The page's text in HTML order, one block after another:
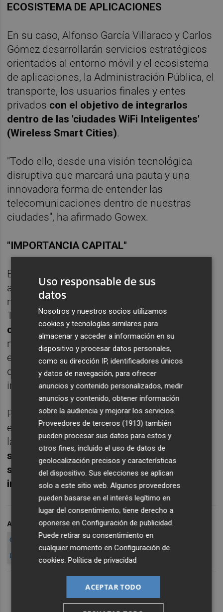
ECOSISTEMA DE APLICACIONES
En su caso, Alfonso García Villaraco y Carlos
Gómez desarrollarán servicios estratégicos
orientados al entorno móvil y el ecosistema
de aplicaciones, la Administración Pública, el
transporte, los usuarios finales y entes
privados con el objetivo de integrarlos
dentro de las 'ciudades WiFi Inteligentes'
(Wireless Smart Cities).
"Todo ello, desde una visión tecnológica
disruptiva que marcará una pauta y una
innovadora forma de entender las
telecomunicaciones dentro de nuestras
ciudades", ha afirmado Gowex.
"IMPORTANCIA CAPITAL"
En concreto, García Villaraco, con veinte
años de experiencia en empresas
multinacionales como AT&T, France
Telecom o EDS,asumirá el cargo de
consejero delegado de Gowex Mobile
negocio, centrado en los entornos móviles y
en el ecosistema de las aplicaciones, es una
de las áreas de "mayor crecimiento y de
importancia capital" de la compañía.
Por su parte, Carlos Gómez, con 15 años de
experiencia internacional en la industria de
las telecomunicaciones, liderará el
segmento de negocio encargado de los
servicios para ciudadanos, empresas e
instituciones.
ARCHIVADO EN GOWEX GOWEX WIRELESS
SKYPE
GOWEX TELECOM
JENARO GARCÍA
CIUDADES WIFI
LET'S GOWEX
DUAL LISTIN
Uso responsable de sus
datos
Nosotros y nuestros socios utilizamos
cookies y tecnologías similares para
almacenar y acceder a información en su
dispositivo y procesar datos personales,
como su dirección IP, identificadores únicos
y datos de navegación, para ofrecer
anuncios y contenido personalizados, medir
anuncios y contenido, obtener información
sobre la audiencia y mejorar los servicios.
Proveedores de terceros (1913) también
pueden procesar sus datos para estos y
otros fines, incluido el uso de datos de
geolocalización precisos y características
del dispositivo. Sus elecciones se aplican
solo a este sitio web. Algunos proveedores
pueden basarse en el interés legítimo en
lugar del consentimiento; tiene derecho a
oponerse enConfiguración de publicidad.
Puede retirar su consentimiento en
cualquier momento enConfiguración de
cookies.Política de privacidad
ACEPTAR TODO